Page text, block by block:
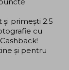
primești 2.5
cu
și pentru